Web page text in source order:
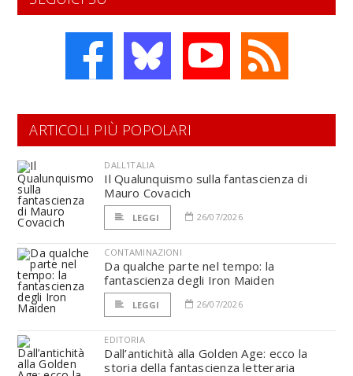
ARTICOLI PIÙ POPOLARI
DALL'ITALIA
Il Qualunquismo sulla fantascienza di
Mauro Covacich
LEGGI 26/07/2026
CONTAMINAZIONI
Da qualche parte nel tempo: la
fantascienza degli Iron Maiden
LEGGI 26/07/2026
EDITORIA
Dall’antichità alla Golden Age: ecco la
storia della fantascienza letteraria